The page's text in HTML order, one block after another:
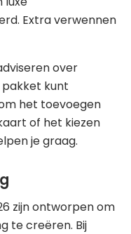
Extra verwennen
over
kunt
het toevoegen
of het kiezen
je graag.
zijn ontworpen om
te creëren. Bij